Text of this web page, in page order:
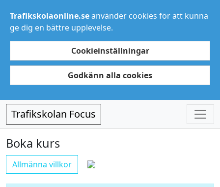
Trafikskolaonline.seanvänder cookies för att kunna
ge dig en bättre upplevelse.
Cookieinställningar
Godkänn alla cookies
Trafikskolan Focus
Boka kurs
Allmänna villkor